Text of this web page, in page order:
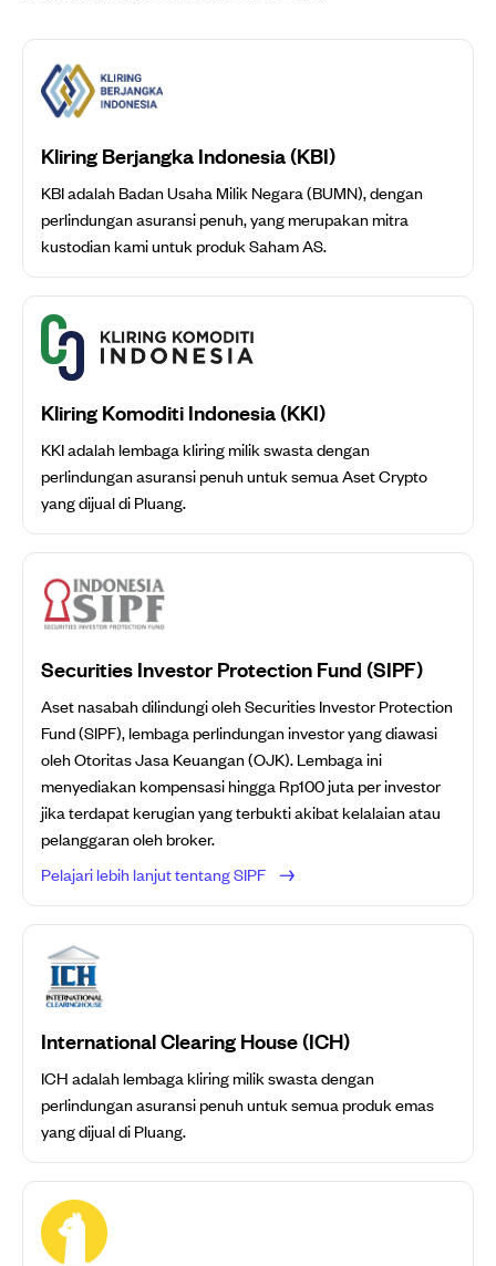
Kliring Berjangka Indonesia (KBI)
KBI adalah Badan Usaha Milik Negara (BUMN), dengan
perlindungan asuransi penuh, yang merupakan mitra
kustodian kami untuk produk Saham AS.
Kliring Komoditi Indonesia (KKI)
KKI adalah lembaga kliring milik swasta dengan
perlindungan asuransi penuh untuk semua Aset Crypto
yang dijual di Pluang.
Securities Investor Protection Fund (SIPF)
Aset nasabah dilindungi oleh Securities Investor Protection
Fund (SIPF), lembaga perlindungan investor yang diawasi
oleh Otoritas Jasa Keuangan (OJK). Lembaga ini
menyediakan kompensasi hingga Rp100 juta per investor
jika terdapat kerugian yang terbukti akibat kelalaian atau
pelanggaran oleh broker.
Pelajari lebih lanjut tentang SIPF
International Clearing House (ICH)
ICH adalah lembaga kliring milik swasta dengan
perlindungan asuransi penuh untuk semua produk emas
yang dijual di Pluang.